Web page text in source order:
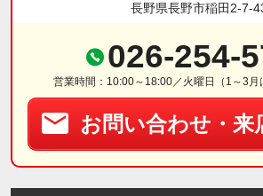
長野県長野市稲田2-7-
026-254-
営業時間：10:00～18:00／火曜日（1～3月
お問い合わせ・来